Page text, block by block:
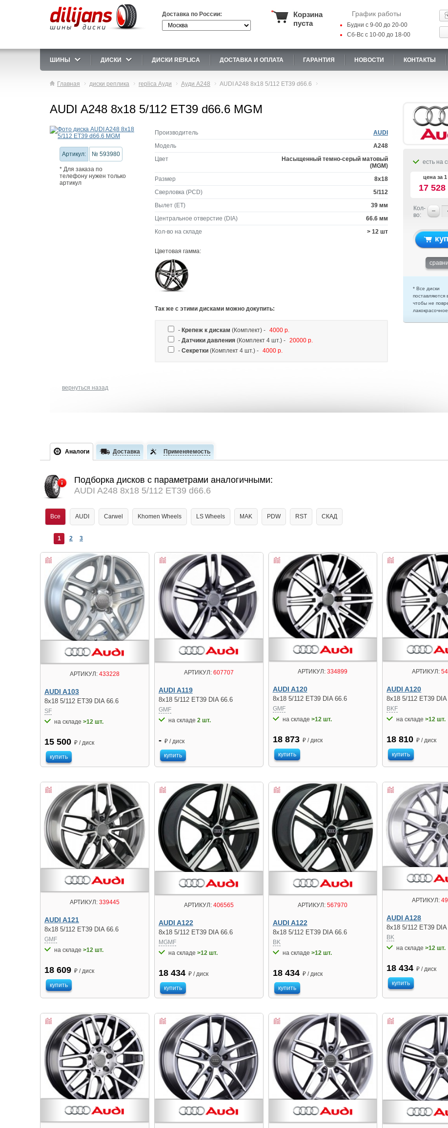
Доставка по России:
Корзина
пуста
График работы
Будни с 9-00 до 20-00
Сб-Вс с 10-00 до 18-00
ШИНЫ ДИСКИ ДИСКИ REPLICA ДОСТАВКА И ОПЛАТА ГАРАНТИЯ НОВОСТИ КОНТАКТЫ
Главная диски реплика replica Ауди Ауди A248 AUDI A248 8x18 5/112 ET39 d66.6
AUDI A248 8x18 5/112 ET39 d66.6 MGM
Артикул: № 593980
* Для заказа по
телефону нужен только
артикул
есть на
цена за
17 528
Кол-
во:
* Все диски
поставляются
чтобы не
Производитель
AUDI
Модель
A248
Цвет
Насыщенный темно-серый матовый
(MGM)
Размер
8x18
Сверловка (PCD)
5/112
Вылет (ET)
39 мм
Центральное отверстие (DIA)
66.6 мм
Кол-во на складе
> 12 шт
Цветовая гамма:
Так же c этими дисками можно докупить:
- Крепеж к дискам (Комплект) - 4000 р.
- Датчики давления (Комплект 4 шт.) - 20000 р.
- Секретки (Комплект 4 шт.) - 4000 р.
вернуться назад
Аналоги Доставка Применяемость
Подборка дисков с параметрами аналогичными:
AUDI A248 8x18 5/112 ET39 d66.6
Все AUDI Carwel Khomen Wheels LS Wheels MAK PDW RST СКАД
1 2 3
АРТИКУЛ:433228
AUDI A103
8x18 5/112 ET39 DIA 66.6
SF
на складе >12 шт.
15 500 ₽ / диск
купить
АРТИКУЛ:607707
AUDI A119
8x18 5/112 ET39 DIA 66.6
GMF
на складе 2 шт.
- ₽ / диск
купить
АРТИКУЛ: 334899
AUDI A120
8x18 5/112 ET39 DIA 66.6
GMF
на складе >12 шт.
18 873 ₽ / диск
купить
АРТИКУЛ:
AUDI A120
8x18 5/112 ET39
BKF
на складе>12 шт.
18 810 ₽ / диск
купить
АРТИКУЛ:339445
AUDI A121
8x18 5/112 ET39 DIA 66.6
GMF
на складе >12 шт.
18 609 ₽ / диск
купить
АРТИКУЛ:406565
AUDI A122
8x18 5/112 ET39 DIA 66.6
MGMF
на складе >12 шт.
18 434 ₽ / диск
купить
АРТИКУЛ: 567970
AUDI A122
8x18 5/112 ET39 DIA 66.6
BK
на складе >12 шт.
18 434 ₽ / диск
купить
АРТИКУЛ:
AUDI A128
8x18 5/112 ET39
BK
на складе>12 шт.
18 434 ₽ / диск
купить